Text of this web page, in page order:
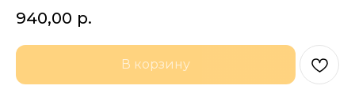
940,00 р.
В корзину